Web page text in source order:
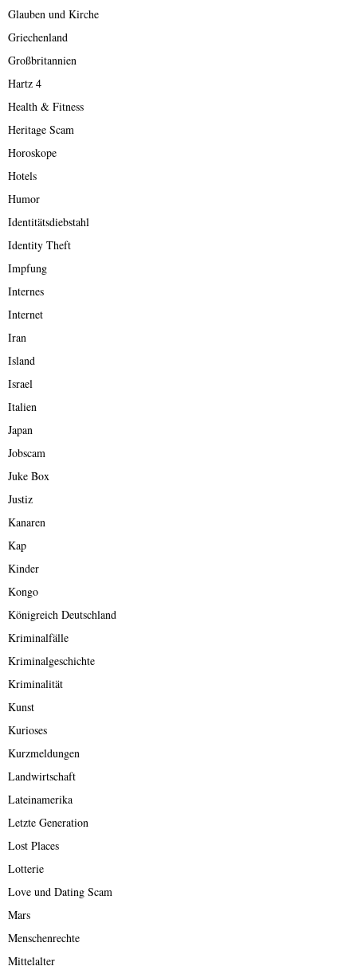
Glauben und Kirche
Griechenland
Großbritannien
Hartz 4
Health & Fitness
Heritage Scam
Horoskope
Hotels
Humor
Identitätsdiebstahl
Identity Theft
Impfung
Internes
Internet
Iran
Island
Israel
Italien
Japan
Jobscam
Juke Box
Justiz
Kanaren
Kap
Kinder
Kongo
Königreich Deutschland
Kriminalfälle
Kriminalgeschichte
Kriminalität
Kunst
Kurioses
Kurzmeldungen
Landwirtschaft
Lateinamerika
Letzte Generation
Lost Places
Lotterie
Love und Dating Scam
Mars
Menschenrechte
Mittelalter